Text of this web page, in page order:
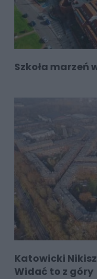
Szkoła marzeń
Katowicki
Widać to z góry